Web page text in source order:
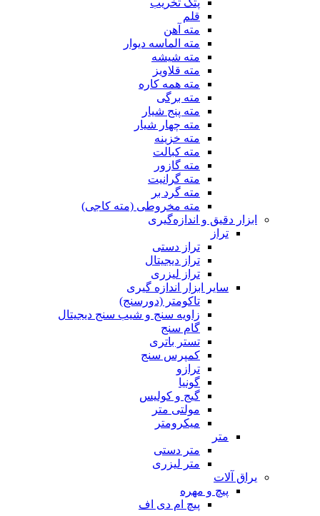
قلم
مته آهن
مته الماسه دیوار
مته شیشه
مته قلاویز
مته همه کاره
مته برگی
مته پنج شیار
مته چهار شیار
مته خزینه
مته کبالت
مته گازور
مته گرانیت
مته گرد بر
مته مخروطی (مته کاجی)
ابزار دقیق و اندازه‌گیری
تراز
تراز دستی
تراز دیجیتال
تراز لیزری
سایر ابزار اندازه گیری
تاکومتر (دورسنج)
زاویه سنج و شیب سنج دیجیتال
گام سنج
تستر باتری
کمپرس سنج
ترازو
گونیا
گیج و کولیس
مولتی متر
میکرومتر
متر
متر دستی
متر لیزری
یراق آلات
پیچ و مهره
پیچ ام دی اف